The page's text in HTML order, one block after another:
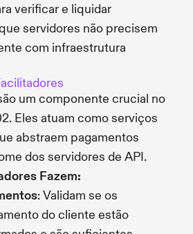
verificar e liquidar
servidores não precisem
com infraestrutura
um componente crucial no
Eles atuam como serviços
abstraem pagamentos
dos servidores de API.
Fazem:
: Validam se os
do cliente estão